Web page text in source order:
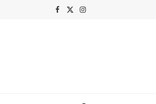
Facebook
X
Instagram